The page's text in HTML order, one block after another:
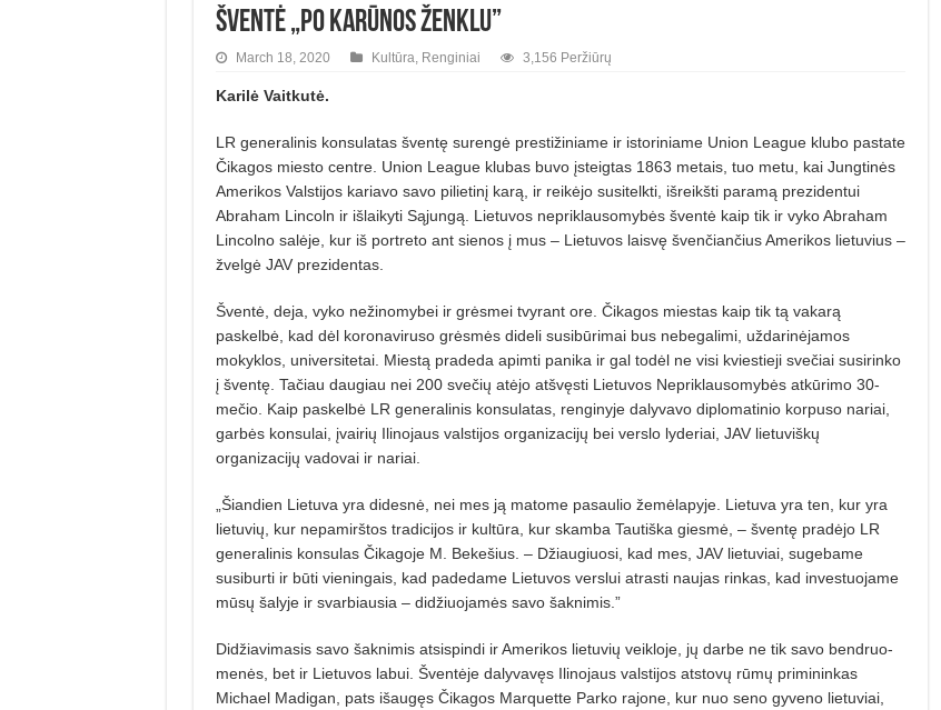
Šventė „po karūnos ženklu”
March 18, 2020 Kultūra, Renginiai 3,156 Peržiūrų
Karilė Vaitkutė.
LR generalinis konsulatas šventę surengė prestižiniame ir istoriniame Union League klubo pastate
Čikagos miesto centre. Union League klubas buvo įsteigtas 1863 metais, tuo metu, kai Jungtinės
Amerikos Valstijos ka­riavo savo pilietinį karą, ir reikėjo susitelkti, išreikšti paramą prezidentui
Abraham Lincoln ir išlaikyti Są­jungą. Lietuvos nepriklausomybės šventė kaip tik ir vyko Abraham
Lin­colno salėje, kur iš portreto ant sie­nos į mus – Lietuvos laisvę šven­čiančius Amerikos lietuvius –
žvelgė JAV prezidentas.
Šventė, deja, vyko nežinomybei ir grėsmei tvyrant ore. Čikagos miestas kaip tik tą vakarą
paskelbė, kad dėl koronaviruso grėsmės dideli susibū­rimai bus nebegalimi, uždarinėjamos
mokyklos, universitetai. Miestą pra­deda apimti panika ir gal todėl ne visi kviestieji svečiai susirinko
į šventę. Tačiau daugiau nei 200 svečių atėjo atšvęsti Lietuvos Nepriklausomybės atkūrimo 30-
mečio. Kaip paskelbė LR generalinis konsulatas, renginyje da­lyvavo diplomatinio korpuso nariai,
garbės konsulai, įvairių Ilinojaus valstijos organizacijų bei verslo lyderiai, JAV lietuviškų
organizacijų vado­vai ir nariai.
„Šiandien Lietuva yra didesnė, nei mes ją matome pasaulio žemėla­pyje. Lietuva yra ten, kur yra
lietuvių, kur nepamirštos tradicijos ir kul­tūra, kur skamba Tautiška giesmė, – šventę pradėjo LR
generalinis konsulas Čikagoje M. Bekešius. – Džiaugiuosi, kad mes, JAV lietuviai, sugebame
susiburti ir būti vienin­gais, kad padedame Lietuvos verslui atrasti naujas rinkas, kad investuojame
mūsų šalyje ir svarbiausia – didžiuojamės savo šaknimis.”
Didžiavimasis savo šaknimis at­sispindi ir Amerikos lietuvių veikloje, jų darbe ne tik savo bendruo­
me­nės, bet ir Lietuvos labui. Šventėje da­lyvavęs Ilinojaus valstijos atstovų rū­mų primininkas
Michael Madigan, pats išaugęs Čikagos Marquette Par­ko rajone, kur nuo seno gyveno lietuviai,